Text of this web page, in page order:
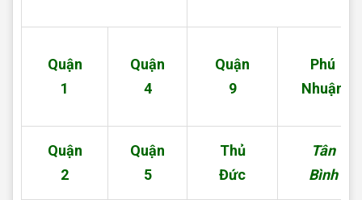
Quận
1
Quận
4
Quận
9
Phú
Nhuận
Quận
2
Quận
5
Thủ
Đức
Tân
Bình